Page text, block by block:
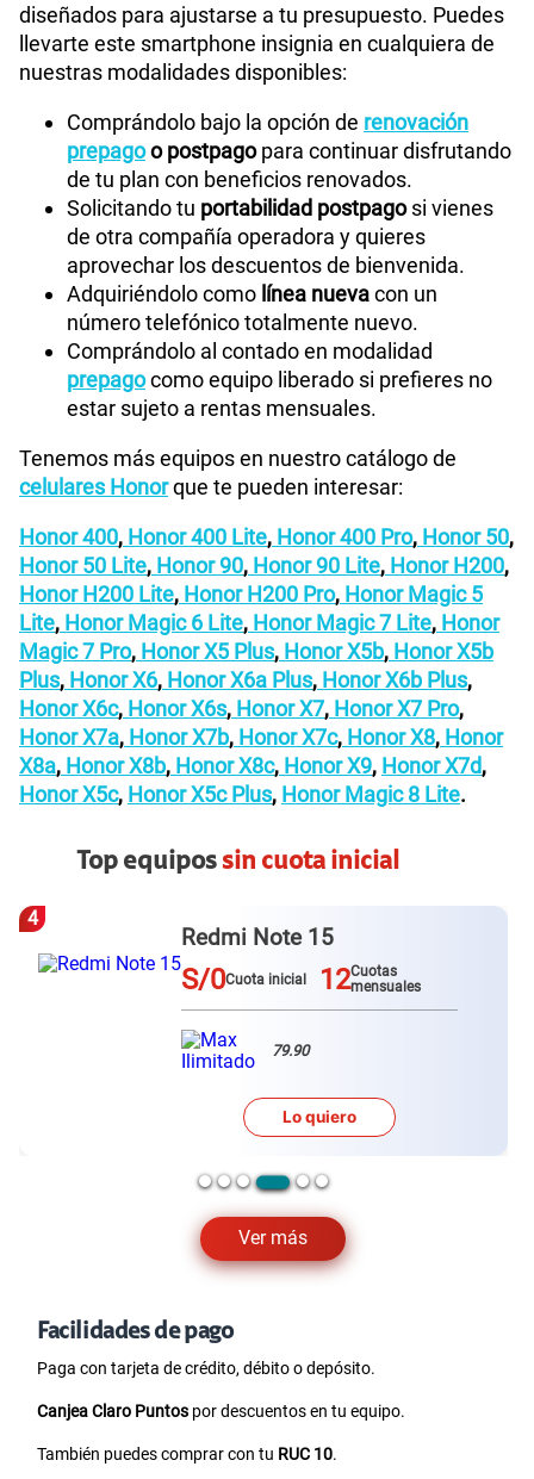
diseñados para ajustarse a tu presupuesto. Puedes
llevarte este smartphone insignia en cualquiera de
nuestras modalidades disponibles:
Comprándolo bajo la opción de renovación
prepagoo postpagopara continuar disfrutando
de tu plan con beneficios renovados.
Solicitando tu portabilidad postpagosi vienes
de otra compañía operadora y quieres
aprovechar los descuentos de bienvenida.
Adquiriéndolo como línea nuevacon un
número telefónico totalmente nuevo.
Comprándolo al contado en modalidad
prepagocomo equipo liberado si prefieres no
estar sujeto a rentas mensuales.
Tenemos más equipos en nuestro catálogo de
celulares Honorque te pueden interesar:
Honor 400, Honor 400 Lite, Honor 400 Pro, Honor 50,
Honor 50 Lite, Honor 90, Honor 90 Lite, Honor H200,
Honor H200 Lite, Honor H200 Pro, Honor Magic 5
Lite, Honor Magic 6 Lite, Honor Magic 7 Lite, Honor
Magic 7 Pro, Honor X5 Plus, Honor X5b, Honor X5b
Plus, Honor X6, Honor X6a Plus, Honor X6b Plus,
Honor X6c, Honor X6s, Honor X7, Honor X7 Pro,
Honor X7a, Honor X7b, Honor X7c, Honor X8, Honor
X8a, Honor X8b, Honor X8c, Honor X9, Honor X7d,
Honor X5c, Honor X5c Plus, Honor Magic 8 Lite.
Top equipossin cuota inicial
Ver más
4
Redmi Note 15
S/0Cuota inicial 12Cuotas
mensuales
79.90
Lo quiero
Facilidades de pago
Paga con tarjeta de crédito, débito o depósito.
Canjea Claro Puntos por descuentos en tu equipo.
También puedes comprar con tu RUC 10.